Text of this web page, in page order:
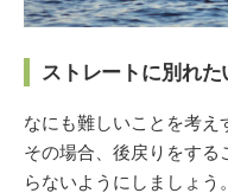
ストレートに別れた
なにも難しいことを考え
その場合、後戻りをする
らないようにしましょ